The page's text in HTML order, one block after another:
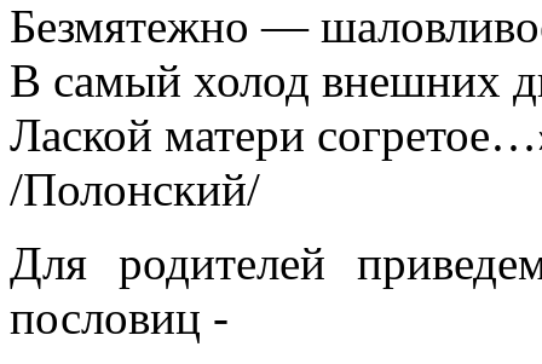
Безмятежно —
В самый холод внешних
Лаской матери
/Полонский/
Для родителей
пословиц -